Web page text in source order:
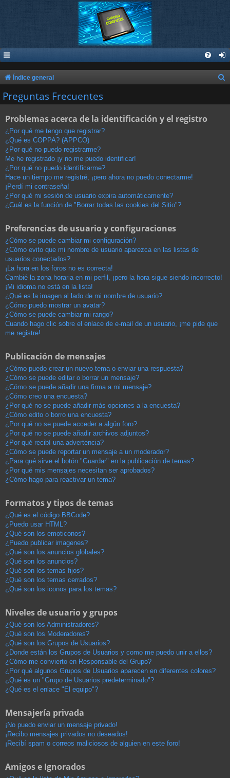
Índice general
s
Preguntas Frecuentes
Problemas acerca de la identificación y el registro
¿Por qué me tengo que registrar?
¿Qué es COPPA? (APPCO)
¿Por qué no puedo registrarme?
Me he registrado ¡y no me puedo identificar!
¿Por qué no puedo identificarme?
Hace un tiempo me registré, ¡pero ahora no puedo conectarme!
¡Perdí mi contraseña!
¿Por qué mi sesión de usuario expira automáticamente?
¿Cuál es la función de "Borrar todas las cookies del Sitio"?
Preferencias de usuario y configuraciones
¿Cómo se puede cambiar mi configuración?
¿Cómo evito que mi nombre de usuario aparezca en las listas de
usuarios conectados?
¡La hora en los foros no es correcta!
Cambié la zona horaria en mi perfil, ¡pero la hora sigue siendo incorrecto!
¡Mi idioma no está en la lista!
¿Qué es la imagen al lado de mi nombre de usuario?
¿Cómo puedo mostrar un avatar?
¿Cómo se puede cambiar mi rango?
Cuando hago clic sobre el enlace de e-mail de un usuario, ¡me pide que
me registre!
Publicación de mensajes
¿Cómo puedo crear un nuevo tema o enviar una respuesta?
¿Cómo se puede editar o borrar un mensaje?
¿Cómo se puede añadir una firma a mi mensaje?
¿Cómo creo una encuesta?
¿Por qué no se puede añadir más opciones a la encuesta?
¿Cómo edito o borro una encuesta?
¿Por qué no se puede acceder a algún foro?
¿Por qué no se puede añadir archivos adjuntos?
¿Por qué recibí una advertencia?
¿Cómo se puede reportar un mensaje a un moderador?
¿Para qué sirve el botón "Guardar" en la publicación de temas?
¿Por qué mis mensajes necesitan ser aprobados?
¿Cómo hago para reactivar un tema?
Formatos y tipos de temas
¿Qué es el código BBCode?
¿Puedo usar HTML?
¿Qué son los emoticonos?
¿Puedo publicar imagenes?
¿Qué son los anuncios globales?
¿Qué son los anuncios?
¿Qué son los temas fijos?
¿Qué son los temas cerrados?
¿Qué son los iconos para los temas?
Niveles de usuario y grupos
¿Qué son los Administradores?
¿Qué son los Moderadores?
¿Qué son los Grupos de Usuarios?
¿Donde están los Grupos de Usuarios y como me puedo unir a ellos?
¿Cómo me convierto en Responsable del Grupo?
¿Por qué algunos Grupos de Usuarios aparecen en diferentes colores?
¿Qué es un "Grupo de Usuarios predeterminado"?
¿Qué es el enlace "El equipo"?
Mensajería privada
¡No puedo enviar un mensaje privado!
¡Recibo mensajes privados no deseados!
¡Recibí spam o correos maliciosos de alguien en este foro!
Amigos e Ignorados